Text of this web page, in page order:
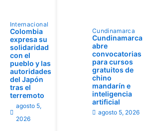
Internacional
Colombia
expresa su
solidaridad
con el
pueblo y las
autoridades
del Japón
tras el
terremoto
agosto 5,
2026
Cundinamarca
Cundinamarca
abre
convocatorias
para cursos
gratuitos de
chino
mandarín e
inteligencia
artificial
agosto 5, 2026